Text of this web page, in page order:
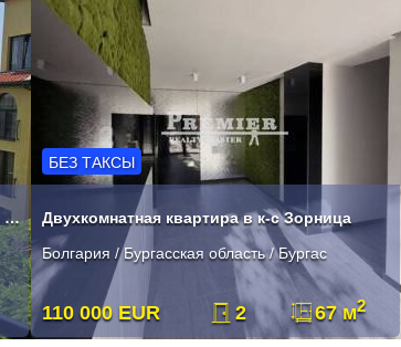
Трехкомнатная квартира с видом на море в Святом Власе
БЕЗ ТАКСЫ
Двухкомнатная квартира в к-с Зорница
Болгария / Бургасская область / Бургас
110 000 EUR 2 67 м2